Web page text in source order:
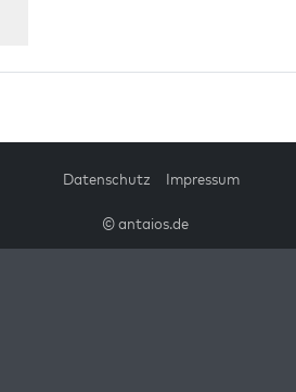
Datenschutz Impressum
© antaios.de